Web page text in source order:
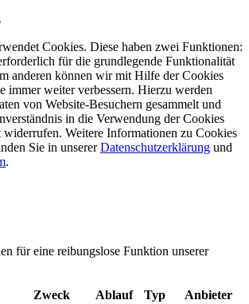
Cookies. Diese haben zwei Funktionen:
für die grundlegende Funktionalität
anderen können wir mit Hilfe der Cookies
immer weiter verbessern. Hierzu werden
von Website-Besuchern gesammelt und
in die Verwendung der Cookies
widerrufen. Weitere Informationen zu Cookies
Sie in unsererDatenschutzerklärung und
.
für eine reibungslose Funktion unserer
Zweck Ablauf Typ Anbieter